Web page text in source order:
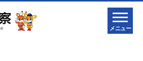
メニュー